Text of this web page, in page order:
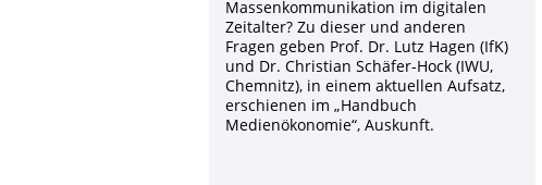
Massenkommunikation im digitalen
Zeitalter? Zu dieser und anderen
Fragen geben Prof. Dr. Lutz Hagen (IfK)
und Dr. Christian Schäfer-Hock (IWU,
Chemnitz), in einem aktuellen Aufsatz,
erschienen im „Handbuch
Medienökonomie“, Auskunft.